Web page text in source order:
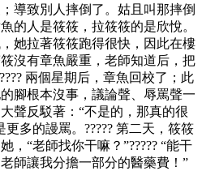
導致別人摔倒了。姑且叫那摔倒
的人是筱筱，拉筱筱的是欣悅。
她拉著筱筱跑得很快，因此在樓
沒有章魚嚴重，老師知道后，把
兩個星期后，章魚回校了；此
腳根本沒事，議論聲、辱罵聲一
聲反駁著：“不是的，那真的很
多的謾罵。????? 第二天，筱筱
，“老師找你干嘛？”????? “能干
師讓我分擔一部分的醫藥費！”